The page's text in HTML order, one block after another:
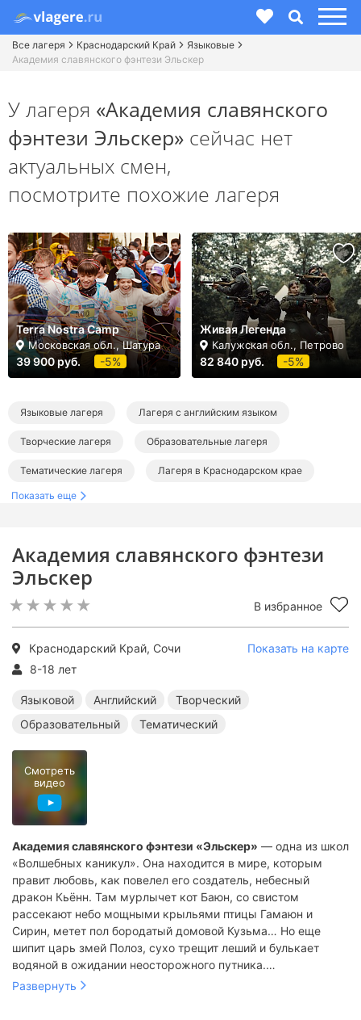
Все лагеря Краснодарский Край
Языковые
Академия славянского фэнтези Эльскер
Академия славянского фэнтези
Эльскер
В избранное
Краснодарский Край, Сочи
Показать на карте
8-18 лет
Языковой Английский
Творческий
Образовательный
Тематический
Академия славянского фэнтези «Эльскер» — одна из школ
«Волшебных каникул». Она находится в мире, которым
правит любовь, как повелел его создатель, небесный
дракон Кьённ. Там мурлычет кот Баюн, со свистом
рассекают небо мощными крыльями птицы Гамаюн и
Сирин, метет пол бородатый домовой Кузьма… Но еще
шипит царь змей Полоз, сухо трещит леший и булькает
водяной в ожидании неосторожного путника.
Развернуть
Смотреть
видео
У лагеря «Академия славянского
фэнтези Эльскер» сейчас нет
актуальных смен,
посмотрите похожие лагеря
Terra Nostra Camp
Московская обл., Шатура
39 900 руб. -5%
Живая Легенда
Калужская обл., Петрово
82 840 руб. -5%
Языковые лагеря Лагеря с английским языком
Творческие лагеря Образовательные лагеря
Тематические лагеря Лагеря в Краснодарском крае
Лагеря в Сочи
Языковые лагеря в Краснодарском крае
Английские лагеря в Краснодарском крае
Образовательные лагеря в Краснодарском крае
Тематические лагеря в Краснодарском крае
Языковые лагеря в Сочи Английские лагеря в Сочи
Творческие лагеря в Сочи Образовательные лагеря в Сочи
Показать еще